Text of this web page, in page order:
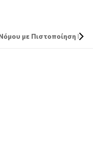
με Πιστοποίηση DIN